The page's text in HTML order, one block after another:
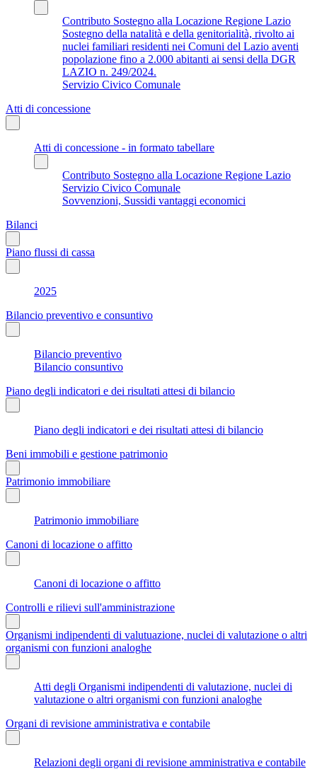
Contributo Sostegno alla Locazione Regione Lazio
Sostegno della natalità e della genitorialità, rivolto ai
nuclei familiari residenti nei Comuni del Lazio aventi
popolazione fino a 2.000 abitanti ai sensi della DGR
LAZIO n. 249/2024.
Servizio Civico Comunale
Atti di concessione
Atti di concessione - in formato tabellare
Contributo Sostegno alla Locazione Regione Lazio
Servizio Civico Comunale
Sovvenzioni, Sussidi vantaggi economici
Bilanci
Piano flussi di cassa
2025
Bilancio preventivo e consuntivo
Bilancio preventivo
Bilancio consuntivo
Piano degli indicatori e dei risultati attesi di bilancio
Piano degli indicatori e dei risultati attesi di bilancio
Beni immobili e gestione patrimonio
Patrimonio immobiliare
Patrimonio immobiliare
Canoni di locazione o affitto
Canoni di locazione o affitto
Controlli e rilievi sull'amministrazione
Organismi indipendenti di valutuazione, nuclei di valutazione o altri
organismi con funzioni analoghe
Atti degli Organismi indipendenti di valutazione, nuclei di
valutazione o altri organismi con funzioni analoghe
Organi di revisione amministrativa e contabile
Relazioni degli organi di revisione amministrativa e contabile